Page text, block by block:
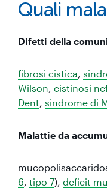
Quali
Difetti della
fibrosi cistica
Wilson cistinosi
Dent sindrome di
Malattie da
6 tipo 7), deficit